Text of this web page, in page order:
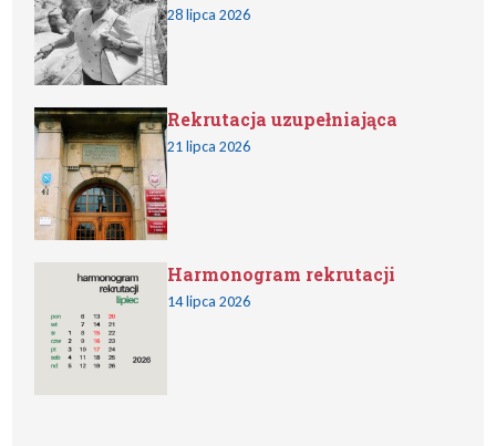
28 lipca 2026
Rekrutacja uzupełniająca
21 lipca 2026
Harmonogram rekrutacji
14 lipca 2026